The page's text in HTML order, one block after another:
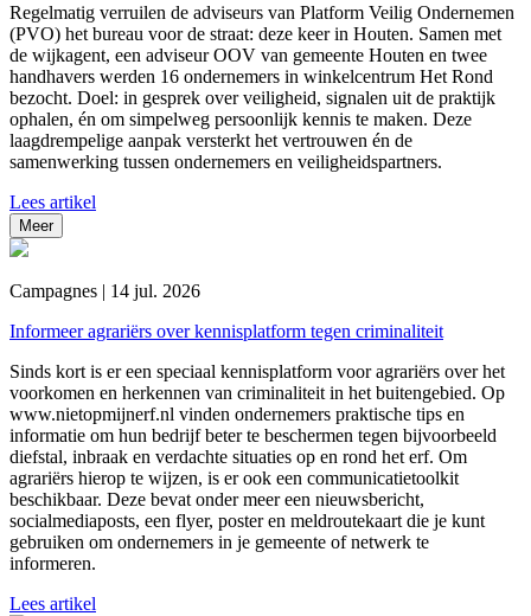
Regelmatig verruilen de adviseurs van Platform Veilig Ondernemen
(PVO) het bureau voor de straat: deze keer in Houten. Samen met
de wijkagent, een adviseur OOV van gemeente Houten en twee
handhavers werden 16 ondernemers in winkelcentrum Het Rond
bezocht. Doel: in gesprek over veiligheid, signalen uit de praktijk
ophalen, én om simpelweg persoonlijk kennis te maken. Deze
laagdrempelige aanpak versterkt het vertrouwen én de
samenwerking tussen ondernemers en veiligheidspartners.
Lees artikel
Meer
Campagnes | 14 jul. 2026
Informeer agrariërs over kennisplatform tegen criminaliteit
Sinds kort is er een speciaal kennisplatform voor agrariërs over het
voorkomen en herkennen van criminaliteit in het buitengebied. Op
www.nietopmijnerf.nl vinden ondernemers praktische tips en
informatie om hun bedrijf beter te beschermen tegen bijvoorbeeld
diefstal, inbraak en verdachte situaties op en rond het erf. Om
agrariërs hierop te wijzen, is er ook een communicatietoolkit
beschikbaar. Deze bevat onder meer een nieuwsbericht,
socialmediaposts, een flyer, poster en meldroutekaart die je kunt
gebruiken om ondernemers in je gemeente of netwerk te
informeren.
Lees artikel